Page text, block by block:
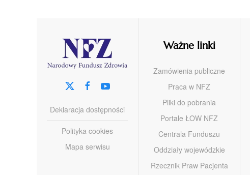
Deklaracja dostępności
Polityka cookies
Mapa serwisu
Ważne linki
Zamówienia publiczne
Praca w NFZ
Pliki do pobrania
Portale ŁOW NFZ
Centrala Funduszu
Oddziały wojewódzkie
Rzecznik Praw Pacjenta